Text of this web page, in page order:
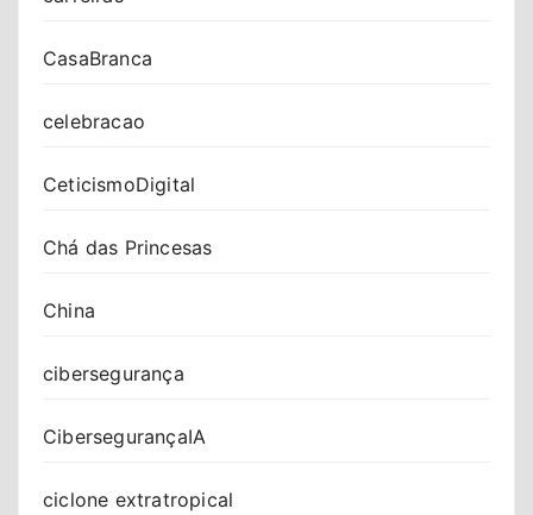
CasaBranca
celebracao
CeticismoDigital
Chá das Princesas
China
cibersegurança
CibersegurançaIA
ciclone extratropical